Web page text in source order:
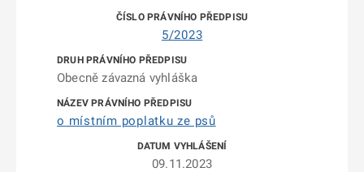
5/2023
Obecně závazná vyhláška
o místním poplatku ze psů
09.11.2023